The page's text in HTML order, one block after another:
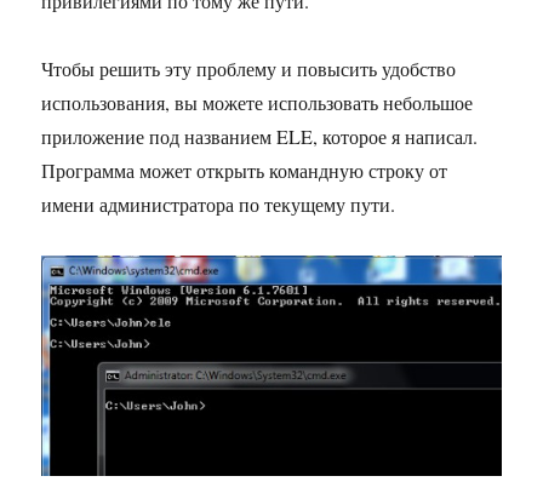
Чтобы решить эту проблему и повысить удобство
использования, вы можете использовать небольшое
приложение под названием ELE, которое я написал.
Программа может открыть командную строку от
имени администратора по текущему пути.